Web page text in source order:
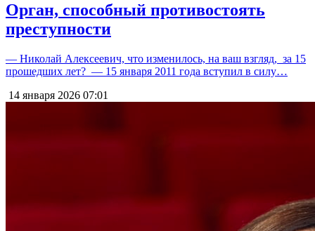
Орган, способный противостоять
преступности
— Николай Алексеевич, что изменилось, на ваш взгляд, за 15
прошедших лет? — 15 января 2011 года вступил в силу…
14 января 2026 07:01